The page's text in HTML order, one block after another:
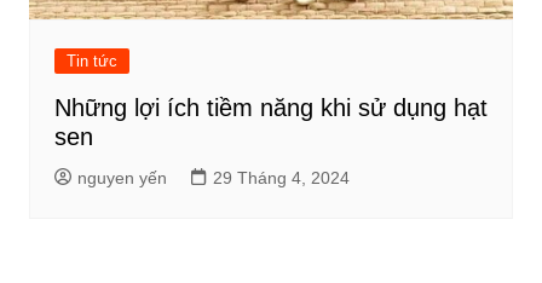
Tin tức
Những lợi ích tiềm năng khi sử dụng hạt
sen
nguyen yến 29 Tháng 4, 2024